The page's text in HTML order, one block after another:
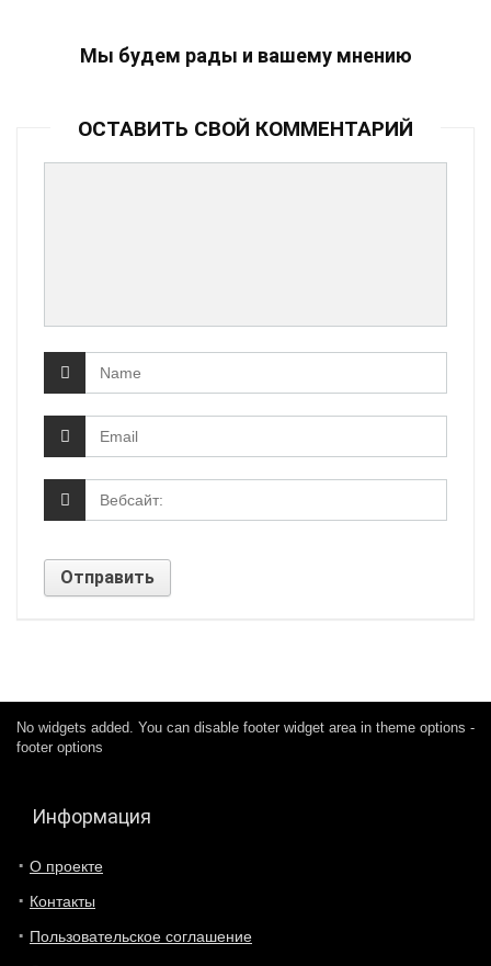
Мы будем рады и вашему мнению
ОСТАВИТЬ СВОЙ КОММЕНТАРИЙ
No widgets added. You can disable footer widget area in theme options -
footer options
Информация
О проекте
Контакты
Пользовательское соглашение